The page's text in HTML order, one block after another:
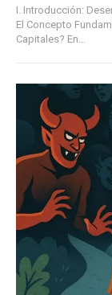
I. Introducción:
El Concepto
Capitales? En...